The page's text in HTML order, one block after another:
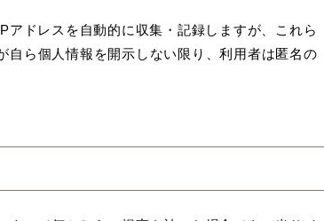
ドレスを自動的に収集・記録しますが、これら
自ら個人情報を開示しない限り、利用者は匿名の